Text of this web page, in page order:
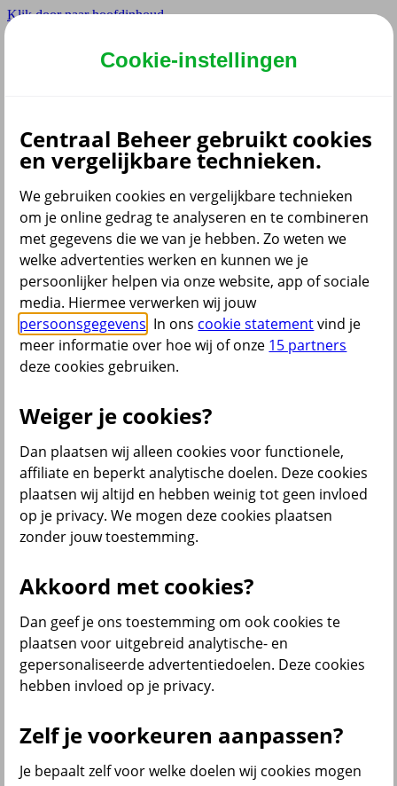
Klik door naar hoofdinhoud
Hoofdmenu navigatie
Adviseur
Partner
Dyslexie lettertype
Aan / Uit
Cookies aanpassen
CoBrowsing
Start
Menu
Producten
Situaties Klantenservice
Sparen
Cookie-instellingen
Centraal Beheer gebruikt cookies
en vergelijkbare technieken.
We gebruiken cookies en vergelijkbare technieken
om je online gedrag te analyseren en te combineren
met gegevens die we van je hebben. Zo weten we
welke advertenties werken en kunnen we je
persoonlijker helpen via onze website, app of sociale
media. Hiermee verwerken wij jouw
persoonsgegevens . In ons cookie statementvind je
meer informatie over hoe wij of onze 15 partners
deze cookies gebruiken.
Weiger je cookies?
Dan plaatsen wij alleen cookies voor functionele,
affiliate en beperkt analytische doelen. Deze cookies
plaatsen wij altijd en hebben weinig tot geen invloed
op je privacy. We mogen deze cookies plaatsen
zonder jouw toestemming.
Akkoord met cookies?
Dan geef je ons toestemming om ook cookies te
plaatsen voor uitgebreid analytische- en
gepersonaliseerde advertentiedoelen. Deze cookies
hebben invloed op je privacy.
Zelf je voorkeuren aanpassen?
Je bepaalt zelf voor welke doelen wij cookies mogen